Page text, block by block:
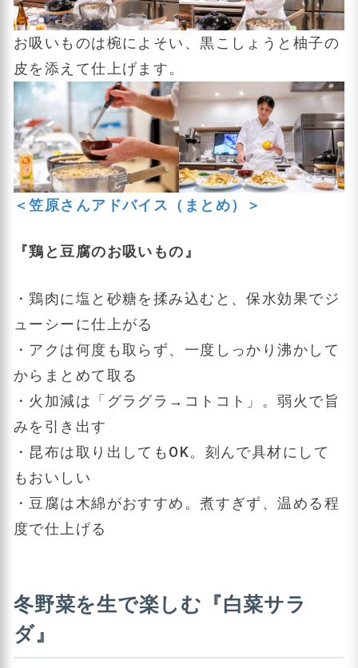
お吸いものは椀によそい、黒こしょうと柚子の
皮を添えて仕上げます。
＜笠原さんアドバイス（まとめ）＞
『鶏と豆腐のお吸いもの』
・鶏肉に塩と砂糖を揉み込むと、保水効果でジ
ューシーに仕上がる
・アクは何度も取らず、一度しっかり沸かして
からまとめて取る
・火加減は「グラグラ→コトコト」。弱火で旨
みを引き出す
・昆布は取り出してもOK。刻んで具材にして
もおいしい
・豆腐は木綿がおすすめ。煮すぎず、温める程
度で仕上げる
冬野菜を生で楽しむ『白菜サラ
ダ』